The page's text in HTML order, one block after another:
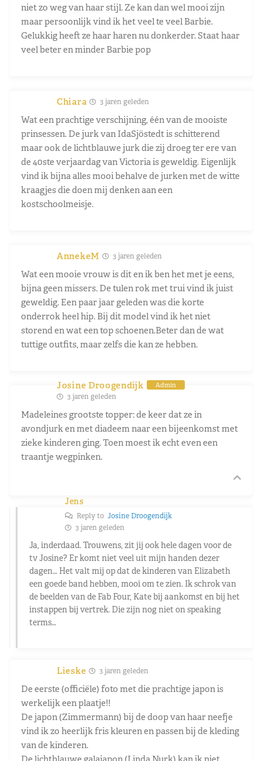
niet zo weg van haar stijl. Ze kan dan wel mooi zijn
maar persoonlijk vind ik het veel te veel Barbie.
Gelukkig heeft ze haar haren nu donkerder. Staat haar
veel beter en minder Barbie pop
Chiara 3 jaren geleden
Wat een prachtige verschijning, één van de mooiste
prinsessen. De jurk van IdaSjöstedt is schitterend
maar ook de lichtblauwe jurk die zij droeg ter ere van
de 40ste verjaardag van Victoria is geweldig. Eigenlijk
vind ik bijna alles mooi behalve de jurken met de witte
kraagjes die doen mij denken aan een
kostschoolmeisje.
AnnekeM 3 jaren geleden
Wat een mooie vrouw is dit en ik ben het met je eens,
bijna geen missers. De tulen rok met trui vind ik juist
geweldig. Een paar jaar geleden was die korte
onderrok heel hip. Bij dit model vind ik het niet
storend en wat een top schoenen.Beter dan de wat
tuttige outfits, maar zelfs die kan ze hebben.
Josine Droogendijk Admin
3 jaren geleden
Madeleines grootste topper: de keer dat ze in
avondjurk en met diadeem naar een bijeenkomst met
zieke kinderen ging. Toen moest ik echt even een
traantje wegpinken.
Jens
Reply to Josine Droogendijk
3 jaren geleden
Ja, inderdaad. Trouwens, zit jij ook hele dagen voor de
tv Josine? Er komt niet veel uit mijn handen dezer
dagen… Het valt mij op dat de kinderen van Elizabeth
een goede band hebben, mooi om te zien. Ik schrok van
de beelden van de Fab Four, Kate bij aankomst en bij het
instappen bij vertrek. Die zijn nog niet on speaking
terms…
Lieske 3 jaren geleden
De eerste (officiële) foto met die prachtige japon is
werkelijk een plaatje!!
De japon (Zimmermann) bij de doop van haar neefje
vind ik zo heerlijk fris kleuren en passen bij de kleding
van de kinderen.
De lichtblauwe galajapon (Linda Nurk) kan ik niet